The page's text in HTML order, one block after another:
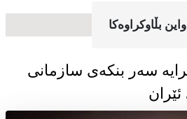
بڵاوکراوه‌کا
سەر بنکەی سازمانی